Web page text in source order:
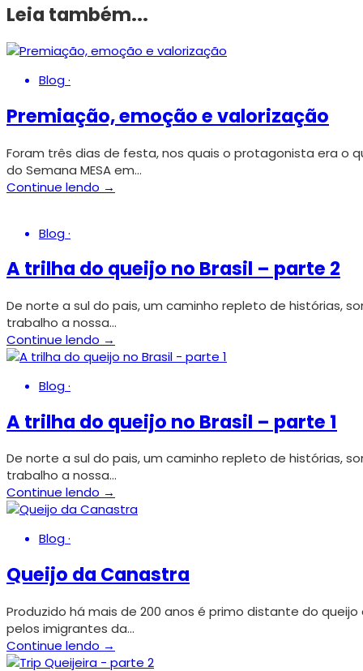
Leia também...
Blog·
Premiação, emoção e valorização
Foram três dias de festa, nos quais o protagonista era o
do Semana MESA em…
Continue lendo →
Blog·
A trilha do queijo no Brasil – parte 2
De norte a sul do pais, um caminho repleto de histórias,
trabalho a nossa…
Continue lendo →
Blog·
A trilha do queijo no Brasil – parte 1
De norte a sul do pais, um caminho repleto de histórias,
trabalho a nossa…
Continue lendo →
Blog·
Queijo da Canastra
Produzido há mais de 200 anos é primo distante do
pelos imigrantes da…
Continue lendo →